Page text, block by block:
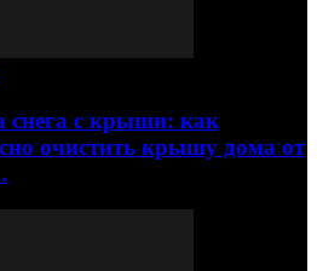
снега с крыши: как
очистить крышу дома от